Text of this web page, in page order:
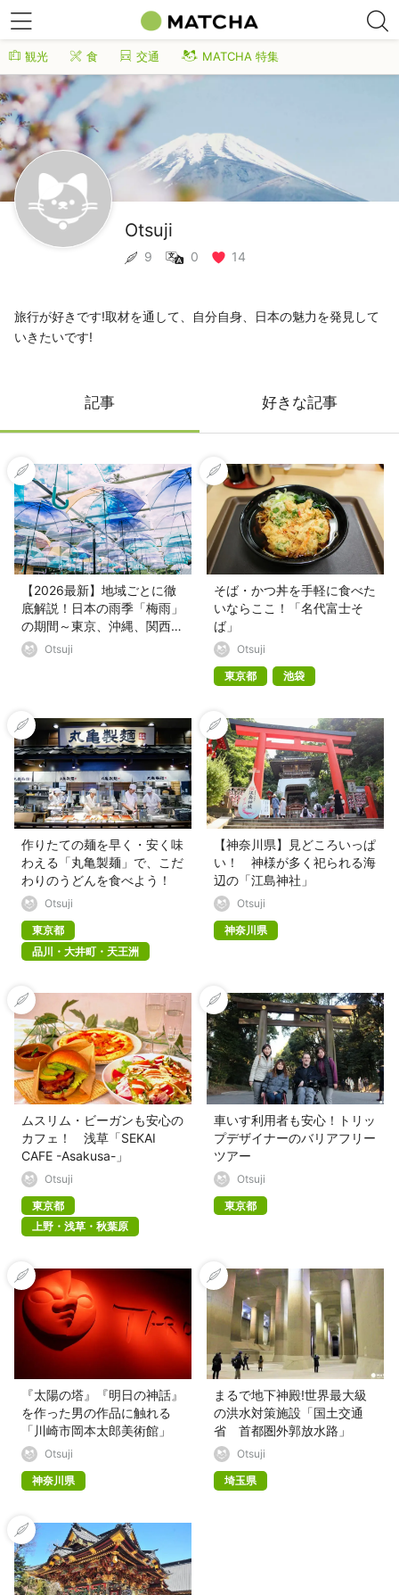
観光 食 交通 MATCHA 特集
Otsuji
9 0 14
旅行が好きです!取材を通して、自分自身、日本の魅力を発見して
いきたいです!
記事 好きな記事
【2026最新】地域ごとに徹
底解説！日本の雨季「梅雨」
の期間～東京、沖縄、関西ほ
か
Otsuji
そば・かつ丼を手軽に食べた
いならここ！「名代富士そ
ば」
Otsuji
東京都
池袋
作りたての麺を早く・安く味
わえる「丸亀製麺」で、こだ
わりのうどんを食べよう！
Otsuji
東京都
品川・大井町・天王洲
【神奈川県】見どころいっぱ
い！ 神様が多く祀られる海
辺の「江島神社」
Otsuji
神奈川県
ムスリム・ビーガンも安心の
カフェ！ 浅草「SEKAI
CAFE -Asakusa-」
Otsuji
東京都
上野・浅草・秋葉原
車いす利用者も安心！トリッ
プデザイナーのバリアフリー
ツアー
Otsuji
東京都
『太陽の塔』『明日の神話』
を作った男の作品に触れる
「川崎市岡本太郎美術館」
Otsuji
神奈川県
まるで地下神殿!世界最大級
の洪水対策施設「国土交通
省 首都圏外郭放水路」
Otsuji
埼玉県